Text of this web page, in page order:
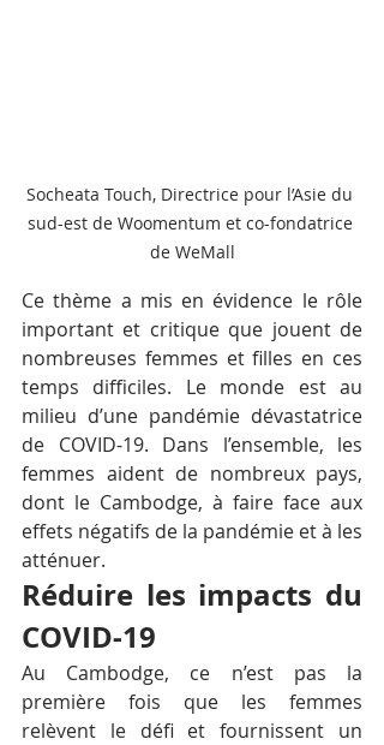
Socheata Touch, Directrice pour l’Asie du
sud-est de Woomentum et co-fondatrice
de WeMall
Ce thème a mis en évidence le rôle
important et critique que jouent de
nombreuses femmes et filles en ces
temps difficiles. Le monde est au
milieu d’une pandémie dévastatrice
de COVID-19. Dans l’ensemble, les
femmes aident de nombreux pays,
dont le Cambodge, à faire face aux
effets négatifs de la pandémie et à les
atténuer.
Réduire les impacts du
COVID-19
Au Cambodge, ce n’est pas la
première fois que les femmes
relèvent le défi et fournissent un